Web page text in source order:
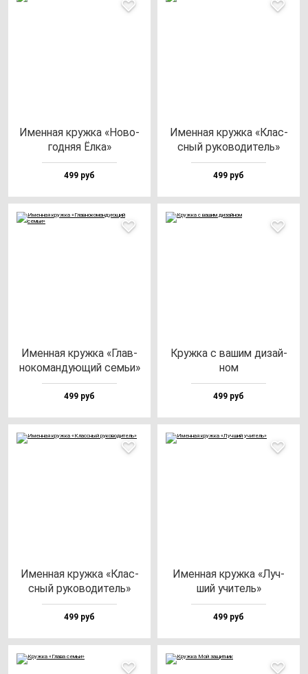
Имен­ная круж­ка «Ново­
год­няя Ёлка»
499 руб
Имен­ная круж­ка «Клас­
сный ру­ко­во­ди­тель»
499 руб
Имен­ная круж­ка «Глав­
но­ко­ман­ду­ющий семьи»
499 руб
Круж­ка с ва­шим ди­зай­
ном
499 руб
Имен­ная круж­ка «Клас­
сный ру­ко­во­ди­тель»
499 руб
Имен­ная круж­ка «Луч­
ший учи­тель»
499 руб